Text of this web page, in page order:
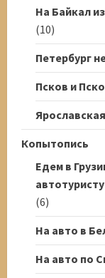
На Байкал
(10)
Петербург
Псков и
Копытопись
Едем в
(6)
На авто в
На авто по